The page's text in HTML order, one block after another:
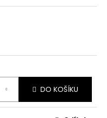
DO KOŠÍKU